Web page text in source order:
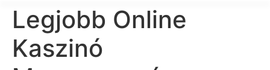
Legjobb Online
Kaszinó